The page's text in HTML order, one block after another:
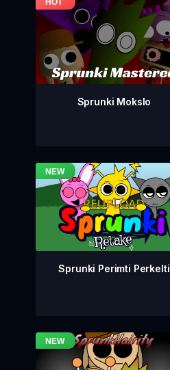
Sprunki Mokslo
Sprunki Perimti Perkelti